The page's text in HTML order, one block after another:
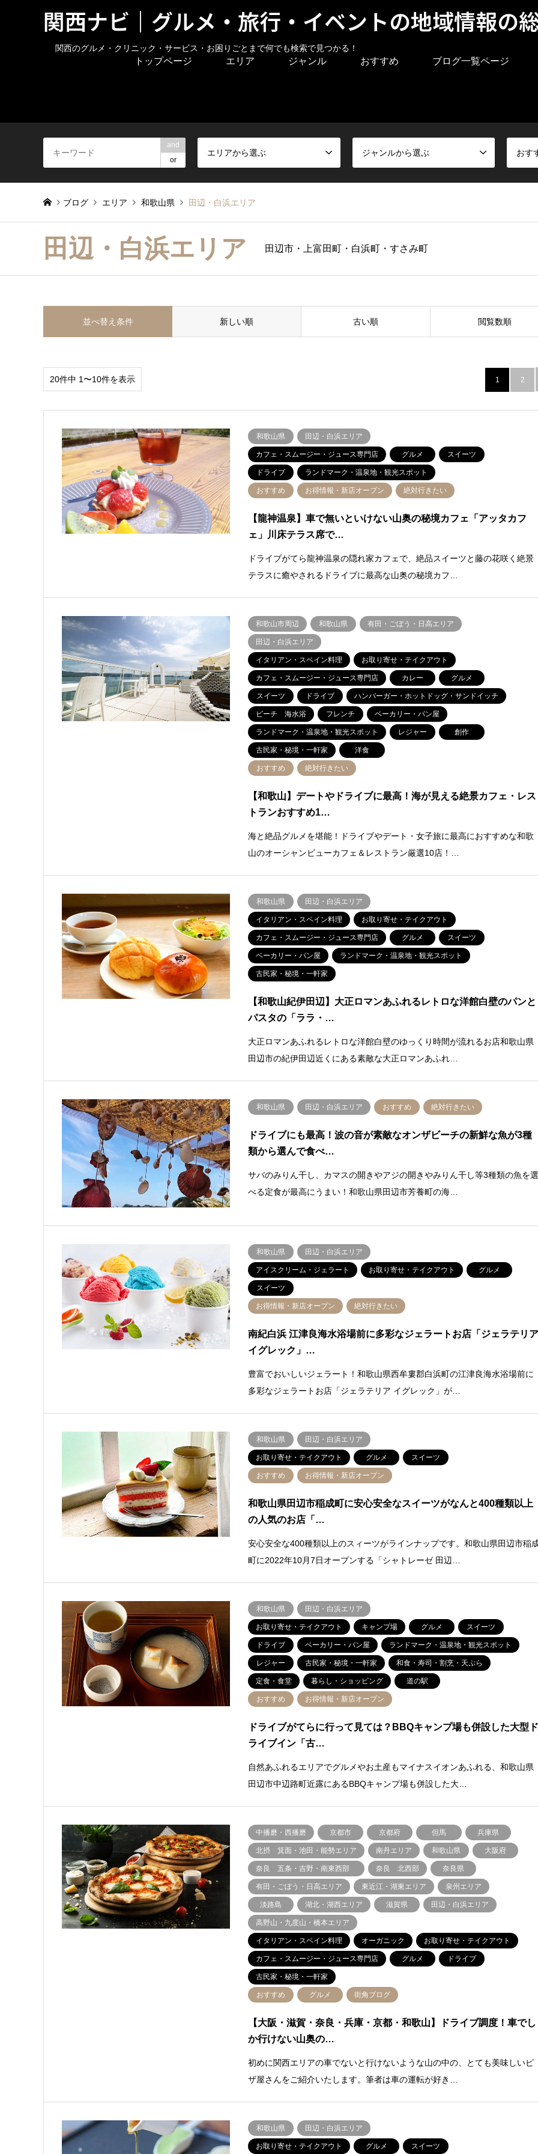
関西ナビ｜グルメ・旅行・イベントの地域情報の
関西のグルメ・クリニック・サービス・お困りごとまで何でも検索で見つかる！
トップページ エリア ジャンル おすすめ ブログ一覧ページ
and
or
エリアから選ぶ ジャンルから選ぶ おす
ブログ エリア 和歌山県 田辺・白浜エリア
田辺・白浜エリア 田辺市・上富田町・白浜町・すさみ町
並べ替え条件 新しい順 古い順 閲覧数順
20件中 1〜10件を表示 1 2
和歌山県 田辺・白浜エリア
カフェ・スムージー・ジュース専門店 グルメ スイーツ
ドライブ ランドマーク・温泉地・観光スポット
おすすめ お得情報・新店オープン 絶対行きたい
【龍神温泉】車で無いといけない山奥の秘境カフェ「アッタカフ
ェ」川床テラス席で…
ドライブがてら龍神温泉の隠れ家カフェで、絶品スイーツと藤の花咲く絶景
テラスに癒やされるドライブに最高な山奥の秘境カフ…
和歌山市周辺 和歌山県 有田・ごぼう・日高エリア
田辺・白浜エリア
イタリアン・スペイン料理 お取り寄せ・テイクアウト
カフェ・スムージー・ジュース専門店 カレー グルメ
スイーツ ドライブ ハンバーガー・ホットドッグ・サンドイッチ
ビーチ 海水浴 フレンチ ベーカリー・パン屋
ランドマーク・温泉地・観光スポット レジャー 創作
古民家・秘境・一軒家 洋食
おすすめ 絶対行きたい
【和歌山】デートやドライブに最高！海が見える絶景カフェ・レス
トランおすすめ1…
海と絶品グルメを堪能！ドライブやデート・女子旅に最高におすすめな和歌
山のオーシャンビューカフェ＆レストラン厳選10店！…
和歌山県 田辺・白浜エリア
イタリアン・スペイン料理 お取り寄せ・テイクアウト
カフェ・スムージー・ジュース専門店 グルメ スイーツ
ベーカリー・パン屋 ランドマーク・温泉地・観光スポット
古民家・秘境・一軒家
【和歌山紀伊田辺】大正ロマンあふれるレトロな洋館白壁のパンと
パスタの「ララ・…
大正ロマンあふれるレトロな洋館白壁のゆっくり時間が流れるお店和歌山県
田辺市の紀伊田辺近くにある素敵な大正ロマンあふれ…
和歌山県 田辺・白浜エリア おすすめ 絶対行きたい
ドライブにも最高！波の音が素敵なオンザビーチの新鮮な魚が3種
類から選んで食べ…
サバのみりん干し、カマスの開きやアジの開きやみりん干し等3種類の魚を
べる定食が最高にうまい！和歌山県田辺市芳養町の海…
和歌山県 田辺・白浜エリア
アイスクリーム・ジェラート お取り寄せ・テイクアウト グルメ
スイーツ
お得情報・新店オープン 絶対行きたい
南紀白浜 江津良海水浴場前に多彩なジェラートお店「ジェラテリ
イグレック」…
豊富でおいしいジェラート！和歌山県西牟婁郡白浜町の江津良海水浴場前に
多彩なジェラートお店「ジェラテリア イグレック」が…
和歌山県 田辺・白浜エリア
お取り寄せ・テイクアウト グルメ スイーツ
おすすめ お得情報・新店オープン
和歌山県田辺市稲成町に安心安全なスイーツがなんと400種類以上
の人気のお店「…
安心安全な400種類以上のスィーツがラインナップです。和歌山県田辺市稲
町に2022年10月7日オープンする「シャトレーゼ 田辺…
和歌山県 田辺・白浜エリア
お取り寄せ・テイクアウト キャンプ場 グルメ スイーツ
ドライブ ベーカリー・パン屋 ランドマーク・温泉地・観光スポット
レジャー 古民家・秘境・一軒家 和食・寿司・割烹・天ぷら
定食・食堂 暮らし・ショッピング 道の駅
おすすめ お得情報・新店オープン
ドライブがてらに行って見ては？BBQキャンプ場も併設した大型
ライブイン「古…
自然あふれるエリアでグルメやお土産もマイナスイオンあふれる、和歌山県
田辺市中辺路町近露にあるBBQキャンプ場も併設した大…
中播磨・西播磨 京都市 京都府 但馬 兵庫県
北摂 箕面・池田・能勢エリア 南丹エリア 和歌山県 大阪府
奈良 五条・吉野・南東西部 奈良 北西部 奈良県
有田・ごぼう・日高エリア 東近江・湖東エリア 泉州エリア
淡路島 湖北・湖西エリア 滋賀県 田辺・白浜エリア
高野山・九度山・橋本エリア
イタリアン・スペイン料理 オーガニック お取り寄せ・テイクアウト
カフェ・スムージー・ジュース専門店 グルメ ドライブ
古民家・秘境・一軒家
おすすめ グルメ 街角ブログ
【大阪・滋賀・奈良・兵庫・京都・和歌山】ドライブ調度！車でし
か行けない山奥の…
初めに関西エリアの車でないと行けないような山の中の、とても美味しいピ
ザ屋さんをご紹介いたします。筆者は車の運転が好き…
和歌山県 田辺・白浜エリア
お取り寄せ・テイクアウト グルメ スイーツ